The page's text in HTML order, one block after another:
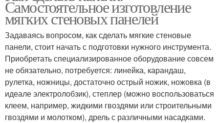
Самостоятельное изготовление
мягких стеновых панелей
Задаваясь вопросом, как сделать мягкие стеновые
панели, стоит начать с подготовки нужного инструмента.
Приобретать специализированное оборудование совсем
не обязательно, потребуется: линейка, карандаш,
рулетка, ножницы, достаточно острый ножик, ножовка (в
идеале электролобзик), степлер (можно воспользоваться
клеем, например, жидкими гвоздями или строительными
гвоздями и молотком), дрель с различными насадками.